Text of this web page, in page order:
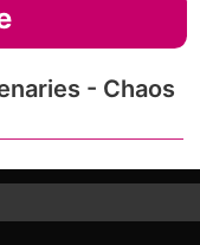
- Chaos